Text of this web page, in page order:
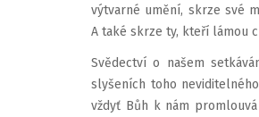
výtvarné umění, skrze své
A také skrze ty, kteří lámou
Svědectví o našem
slyšeních toho
vždyť Bůh k nám